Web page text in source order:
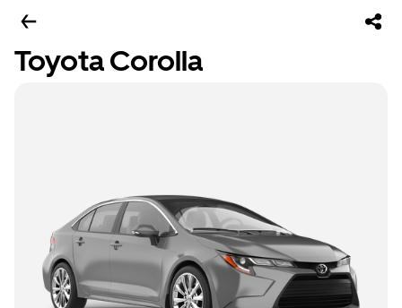
Toyota Corolla